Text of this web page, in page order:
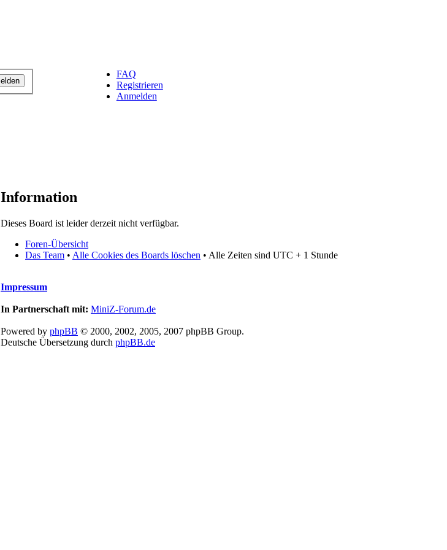
FAQ
Registrieren
Anmelden
Information
Dieses Board ist leider derzeit nicht verfügbar.
Foren-Übersicht
Das Team • Alle Cookies des Boards löschen • Alle Zeiten sind UTC + 1 Stunde
Impressum
In Partnerschaft mit: MiniZ-Forum.de
Powered by phpBB © 2000, 2002, 2005, 2007 phpBB Group.
Deutsche Übersetzung durch phpBB.de